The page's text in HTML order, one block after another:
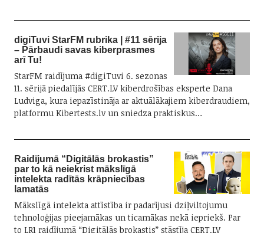
digiTuvi StarFM rubrika | #11 sērija
– Pārbaudi savas kiberprasmes
arī Tu!
StarFM raidījuma #digiTuvi 6. sezonas
11. sērijā piedalījās CERT.LV kiberdrošības eksperte Dana
Ludviga, kura iepazīstināja ar aktuālākajiem kiberdraudiem,
platformu Kibertests.lv un sniedza praktiskus…
Raidījumā “Digitālās brokastis”
par to kā neiekrist mākslīgā
intelekta radītās krāpniecības
lamatās
Mākslīgā intelekta attīstība ir padarījusi dziļviltojumu
tehnoloģijas pieejamākas un ticamākas nekā iepriekš. Par
to LR1 raidījumā “Digitālās brokastis” stāstīja CERT.LV